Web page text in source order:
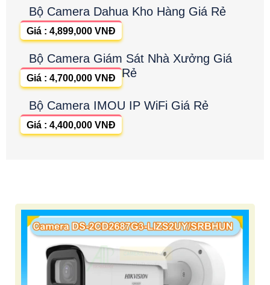
Bộ Camera Dahua Kho Hàng Giá Rẻ
Giá : 4,899,000 VNĐ
Bộ Camera Giám Sát Nhà Xưởng Giá
Rẻ
Giá : 4,700,000 VNĐ
Bộ Camera IMOU IP WiFi Giá Rẻ
Giá : 4,400,000 VNĐ